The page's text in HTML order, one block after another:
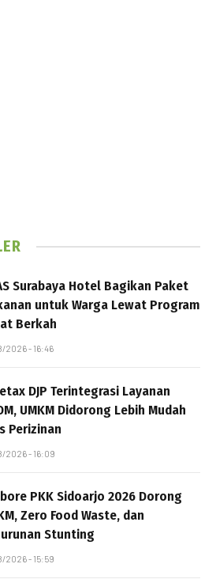
Surabaya Hotel Bagikan Paket
untuk Warga Lewat Program
Berkah
2026 - 16:46
DJP Terintegrasi Layanan
UMKM Didorong Lebih Mudah
Perizinan
2026 - 16:09
PKK Sidoarjo 2026 Dorong
Zero Food Waste, dan
Stunting
2026 - 15:59